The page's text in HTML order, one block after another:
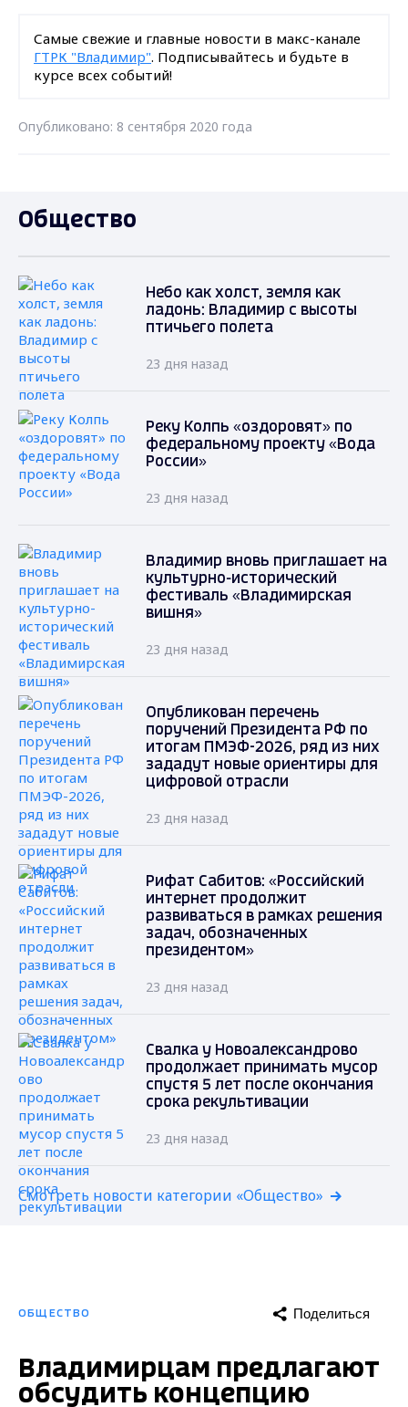
Самые свежие и главные новости в макс-канале
ГТРК "Владимир". Подписывайтесь и будьте в
курсе всех событий!
Опубликовано: 8 сентября 2020 года
Общество
Небо как холст, земля как
ладонь: Владимир с высоты
птичьего полета
23 дня назад
Реку Колпь «оздоровят» по
федеральному проекту «Вода
России»
23 дня назад
Владимир вновь приглашает на
культурно-исторический
фестиваль «Владимирская
вишня»
23 дня назад
Опубликован перечень
поручений Президента РФ по
итогам ПМЭФ-2026, ряд из них
зададут новые ориентиры для
цифровой отрасли
23 дня назад
Рифат Сабитов: «Российский
интернет продолжит
развиваться в рамках решения
задач, обозначенных
президентом»
23 дня назад
Свалка у Новоалександрово
продолжает принимать мусор
спустя 5 лет после окончания
срока рекультивации
23 дня назад
Смотреть новости категории «Общество»
ОБЩЕСТВО Поделиться
Владимирцам предлагают
обсудить концепцию